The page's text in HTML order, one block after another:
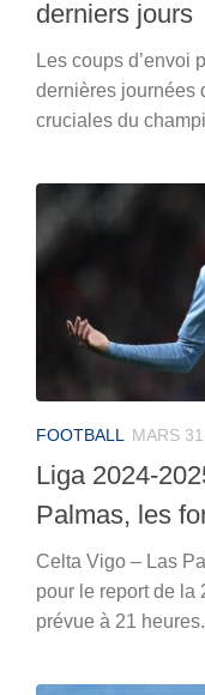
derniers jours
Les coups d’envoi
dernières journées
cruciales du
FOOTBALL MARS
Liga 2024-
Palmas, les
Celta Vigo – Las
pour le report de la
prévue à 21 heures.